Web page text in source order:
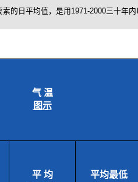
的日平均值，是用1971-2000三十年
气 温
图示
平 均
平均最低